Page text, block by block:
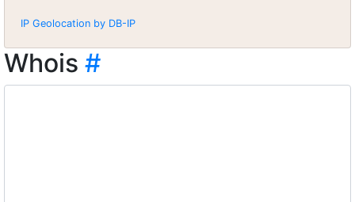
IP Geolocation by DB-IP
Whois #